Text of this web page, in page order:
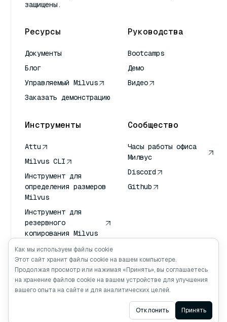
защищены.
Ресурсы
Документы
Блог
Управляемый Milvus
Заказать демонстрацию
Руководства
Bootcamps
Демо
Видео
Инструменты
Attu
Milvus CLI
Инструмент для
определения размеров
Milvus
Инструмент для
резервного
копирования Milvus
Сервис передачи
векторов (VTS)
Глубокий искатель
Клод Контекст
Сообщество
Часы работы офиса
Милвус
Discord
Github
Ask AI
Как мы используем файлы cookie
Этот сайт хранит файлы cookie на вашем компьютере.
Продолжая просмотр или нажимая «Принять», вы соглашаетесь
на хранение файлов cookie на вашем устройстве для улучшения
вашего опыта на сайте и для аналитических целей.
Отклонить Принять